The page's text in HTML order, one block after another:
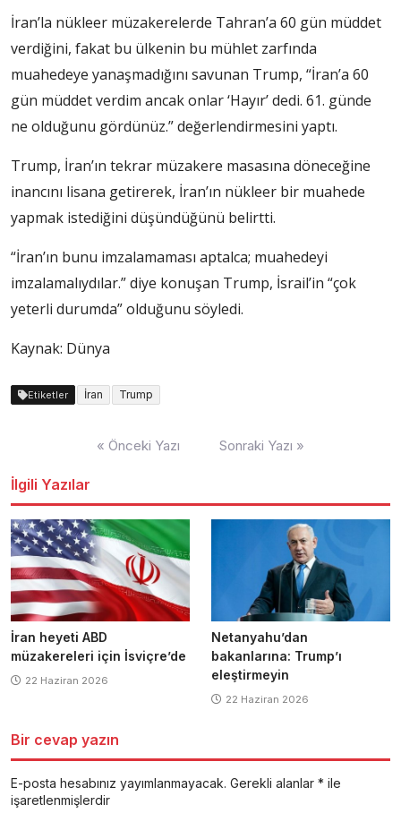
İran’la nükleer müzakerelerde Tahran’a 60 gün müddet
verdiğini, fakat bu ülkenin bu mühlet zarfında
muahedeye yanaşmadığını savunan Trump, “İran’a 60
gün müddet verdim ancak onlar ‘Hayır’ dedi. 61. günde
ne olduğunu gördünüz.” değerlendirmesini yaptı.
Trump, İran’ın tekrar müzakere masasına döneceğine
inancını lisana getirerek, İran’ın nükleer bir muahede
yapmak istediğini düşündüğünü belirtti.
“İran’ın bunu imzalamaması aptalca; muahedeyi
imzalamalıydılar.” diye konuşan Trump, İsrail’in “çok
yeterli durumda” olduğunu söyledi.
Kaynak: Dünya
Etiketler İran Trump
« Önceki Yazı Sonraki Yazı »
İlgili Yazılar
İran heyeti ABD
müzakereleri için İsviçre’de
22 Haziran 2026
Netanyahu’dan
bakanlarına: Trump’ı
eleştirmeyin
22 Haziran 2026
Bir cevap yazın
E-posta hesabınız yayımlanmayacak. Gerekli alanlar * ile
işaretlenmişlerdir